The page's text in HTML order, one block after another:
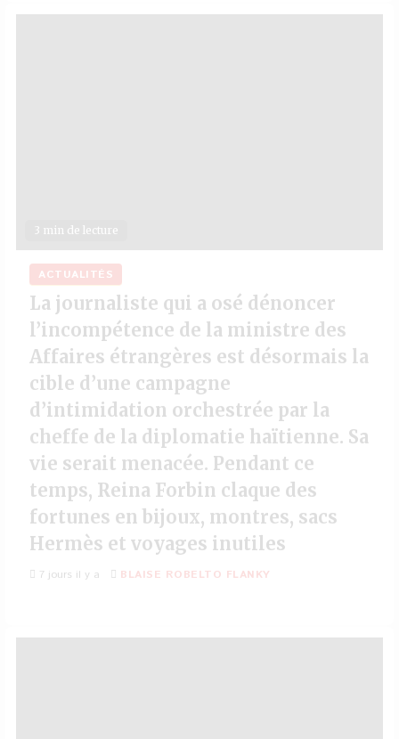
3 min de lecture
ACTUALITÉS
La journaliste qui a osé dénoncer
l’incompétence de la ministre des
Affaires étrangères est désormais la
cible d’une campagne
d’intimidation orchestrée par la
cheffe de la diplomatie haïtienne. Sa
vie serait menacée. Pendant ce
temps, Reina Forbin claque des
fortunes en bijoux, montres, sacs
Hermès et voyages inutiles
7 jours il y a BLAISE ROBELTO FLANKY